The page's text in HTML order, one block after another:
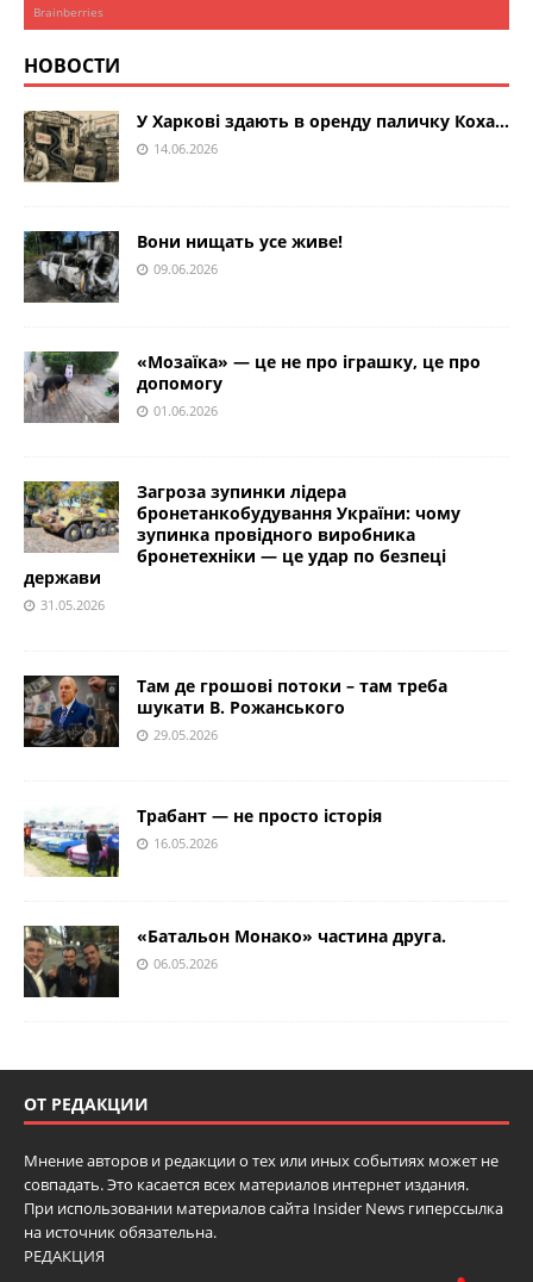
НОВОСТИ
У Харкові здають в оренду паличку Коха…
14.06.2026
Вони нищать усе живе!
09.06.2026
«Мозаїка» — це не про іграшку, це про
допомогу
01.06.2026
Загроза зупинки лідера
бронетанкобудування України: чому
зупинка провідного виробника
бронетехніки — це удар по безпеці
держави
31.05.2026
Там де грошові потоки – там треба
шукати В. Рожанського
29.05.2026
Трабант — не просто історія
16.05.2026
«Батальон Монако» частина друга.
06.05.2026
ОТ РЕДАКЦИИ
Мнение авторов и редакции о тех или иных событиях может не
совпадать. Это касается всех материалов интернет издания.
При использовании материалов сайта Insider News гиперссылка
на источник обязательна.
РЕДАКЦИЯ